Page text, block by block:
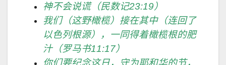
神不会说谎（民数记23:19）
我们（这野橄榄）接在其中（连回了
以色列根源），一同得着橄榄根的肥
汁（罗马书11:17）
你们要纪念这日，守为耶和华的节，